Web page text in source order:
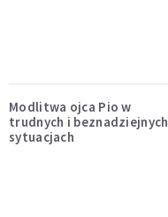
Modlitwa ojca Pio w
trudnych i beznadziejnych
sytuacjach